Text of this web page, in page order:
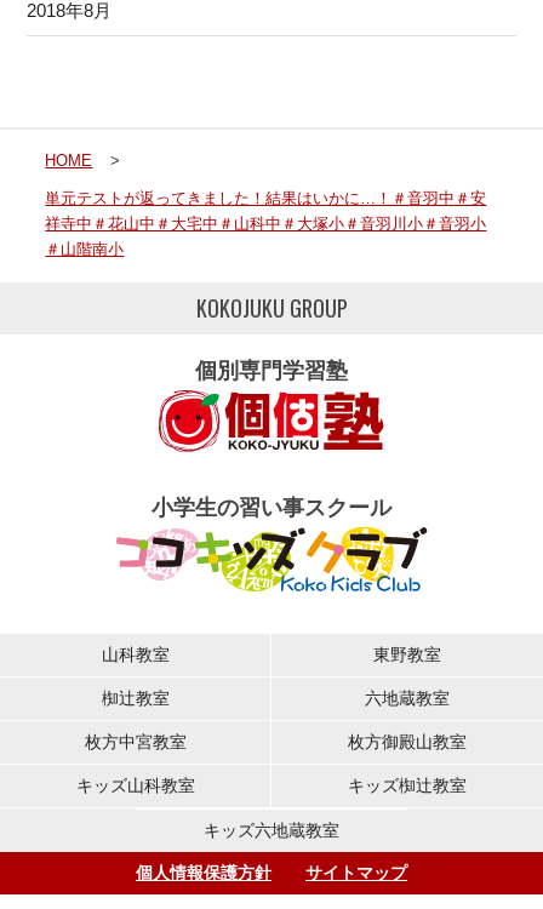
2018年8月
HOME >
単元テストが返ってきました！結果はいかに…！＃音羽中＃安
祥寺中＃花山中＃大宅中＃山科中＃大塚小＃音羽川小＃音羽小
＃山階南小
KOKOJUKU GROUP
個別専門学習塾
小学生の習い事スクール
山科教室 東野教室
椥辻教室 六地蔵教室
枚方中宮教室 枚方御殿山教室
キッズ山科教室 キッズ椥辻教室
キッズ六地蔵教室
個人情報保護方針 サイトマップ